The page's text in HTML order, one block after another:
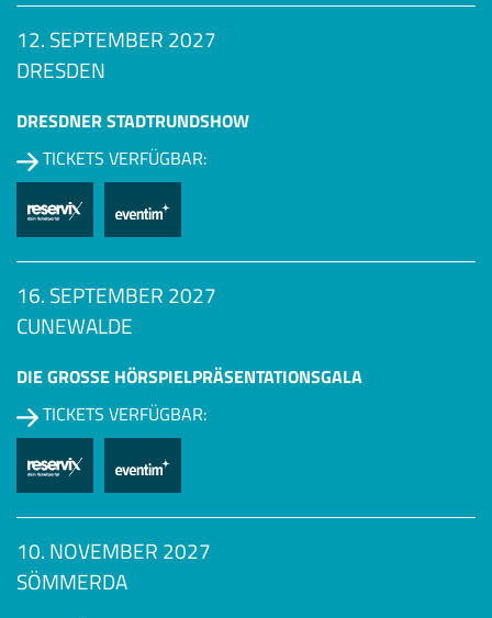
12. SEPTEMBER 2027
DRESDEN
DRESDNER STADTRUNDSHOW
TICKETS VERFÜGBAR:
16. SEPTEMBER 2027
CUNEWALDE
DIE GROSSE HÖRSPIEL­PRÄSENTATIONSGALA
TICKETS VERFÜGBAR:
10. NOVEMBER 2027
SÖMMERDA